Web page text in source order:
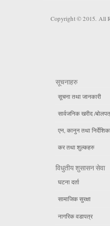
Copyright © 2015. All
सूचनाहरु
सूचना तथा जानकारी
सार्वजनिक खरीद /
एन, कानुन तथा
कर तथा शुल्कहरु
विधुतीय शुसासन सेवा
घटना दर्ता
सामाजिक सुरक्षा
नागरिक वडापत्र